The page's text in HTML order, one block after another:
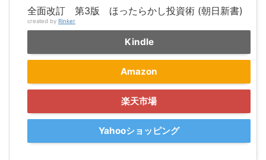
全面改訂 第3版 ほったらかし投資術 (朝日新書)
created by Rinker
Kindle
Amazon
楽天市場
Yahooショッピング